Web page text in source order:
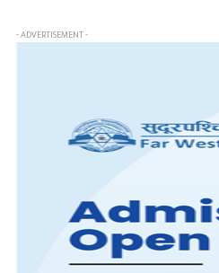
- ADVERTISEMENT -